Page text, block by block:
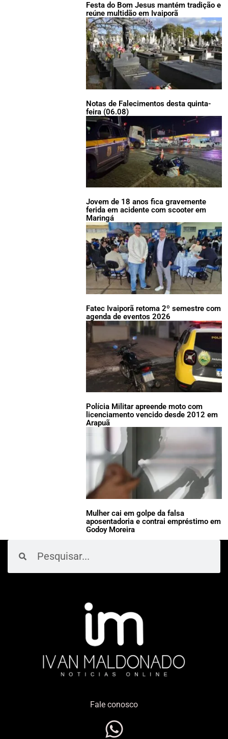
Festa do Bom Jesus mantém tradição e
reúne multidão em Ivaiporã
Notas de Falecimentos desta quinta-
feira (06.08)
Jovem de 18 anos fica gravemente
ferida em acidente com scooter em
Maringá
Fatec Ivaiporã retoma 2º semestre com
agenda de eventos 2026
Polícia Militar apreende moto com
licenciamento vencido desde 2012 em
Arapuã
Mulher cai em golpe da falsa
aposentadoria e contrai empréstimo em
Godoy Moreira
Fale conosco